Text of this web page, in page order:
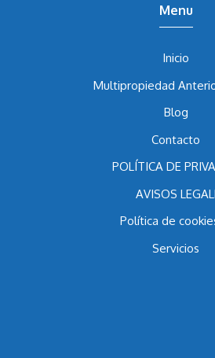
Menu
Inicio
Multipropiedad
Blog
Contacto
POLÍTICA DE
AVISOS
Política de
Servicios